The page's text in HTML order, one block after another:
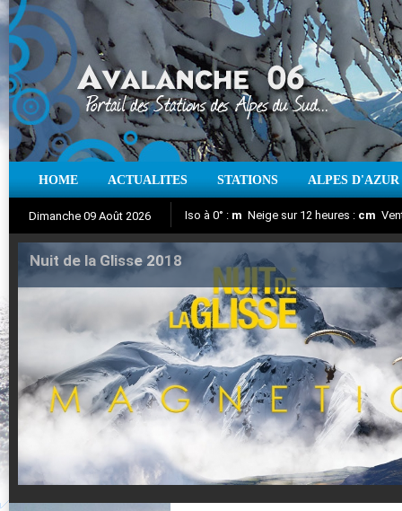
HOME ACTUALITES STATIONS ALPES D'AZUR
Dimanche 09 Août 2026
Aujourd'hui : T° Min : °C T° Max :°C
Iso à 0° : m Neige sur 12 heures : cm
Suivez en direct l'actualité des stations
Nuit de la Glisse 2018